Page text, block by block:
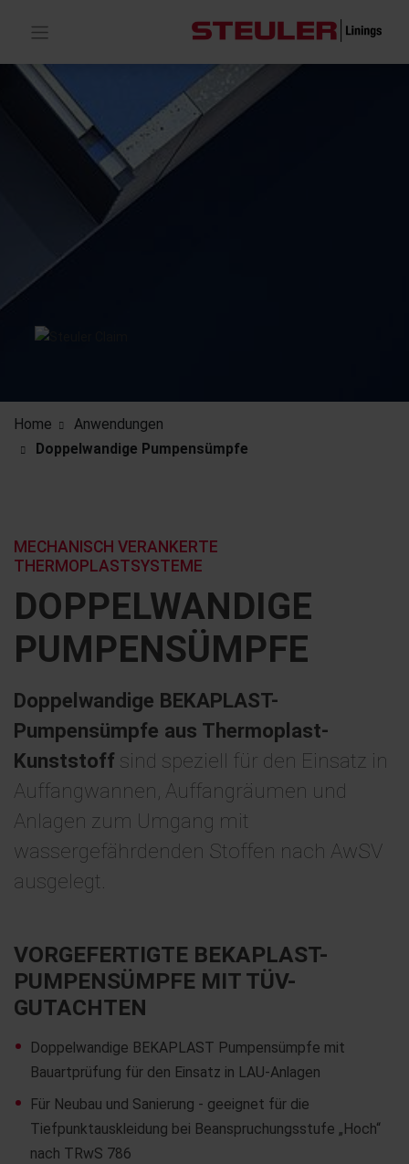
Home
Anwendungen
Doppelwandige Pumpensümpfe
DOPPEL­WANDIGE
PUMPEN­SÜMPFE
MECHANISCH VERANKERTE
THERMOPLASTSYSTEME
Doppelwandige BEKAPLAST-
Pumpensümpfe aus Thermoplast-
Kunststoff sind speziell für den Einsatz in
Auffangwannen, Auffangräumen und
Anlagen zum Umgang mit
wassergefährdenden Stoffen nach AwSV
ausgelegt.
VORGEFERTIGTE BEKAPLAST-
PUMPENSÜMPFE MIT TÜV-
GUTACHTEN
Doppelwandige BEKAPLAST Pumpensümpfe mit
Bauartprüfung für den Einsatz in LAU-Anlagen
Für Neubau und Sanierung - geeignet für die
Tiefpunktauskleidung bei Beanspruchungsstufe „Hoch“
nach TRwS 786